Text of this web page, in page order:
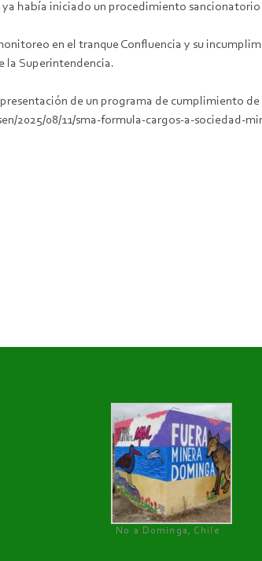
había iniciado un procedimiento sancionatorio
en el tranque Confluencia y su
la Superintendencia.
de un programa de cumplimiento
2025/08/11/sma-formula-cargos-a-sociedad-
No a Dominga, Chile